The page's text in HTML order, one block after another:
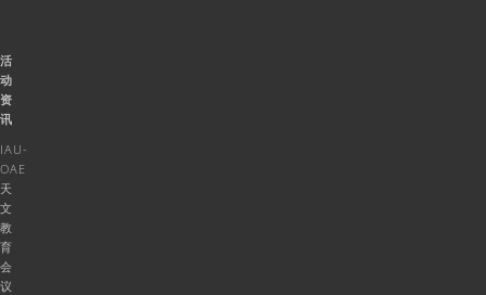
活
动
资
讯
IAU-
OAE
天
文
教
育
会
议